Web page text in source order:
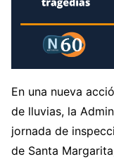
En una nueva
de lluvias, la
jornada de
de Santa